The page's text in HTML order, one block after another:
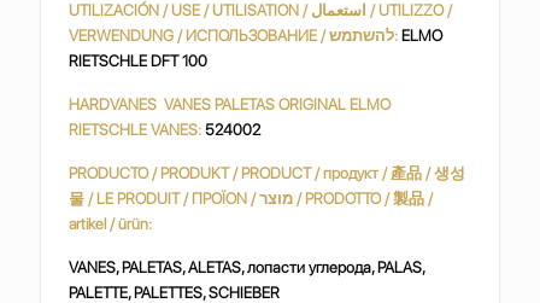
UTILIZACIÓN / USE / UTILISATION / استعمال / UTILIZZO /
VERWENDUNG / ИСПОЛЬЗОВАНИЕ / להשתמש: ELMO
RIETSCHLE DFT 100
HARDVANES VANES PALETAS ORIGINAL ELMO
RIETSCHLE VANES: 524002
PRODUCTO / PRODUKT / PRODUCT / продукт / 產品 / 생성
물 / LE PRODUIT / ΠΡΟΪΟΝ / מוצר / PRODOTTO / 製品 /
artikel / ürün:
VANES, PALETAS, ALETAS, лопасти углерода, PALAS,
PALETTE, PALETTES, SCHIEBER